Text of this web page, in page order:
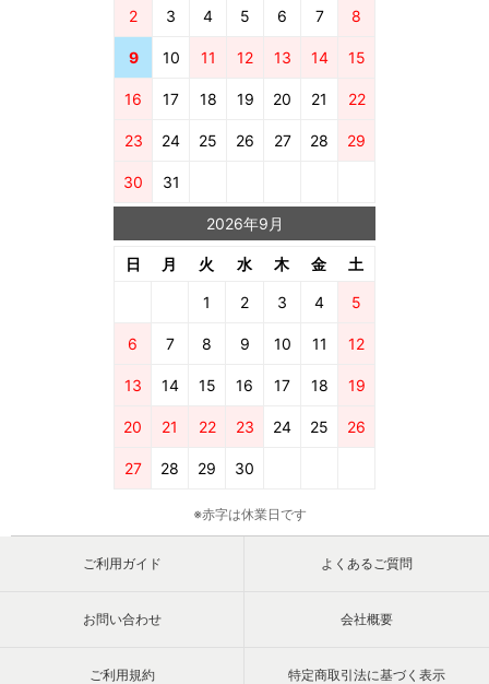
2 3 4 5 6 7 8
9 10 11 12 13 14 15
16 17 18 19 20 21 22
23 24 25 26 27 28 29
30 31
2026年9月
日 月 火 水 木 金 土
1 2 3 4 5
6 7 8 9 10 11 12
13 14 15 16 17 18 19
20 21 22 23 24 25 26
27 28 29 30
※赤字は休業日です
ご利用ガイド よくあるご質問
お問い合わせ 会社概要
ご利用規約 特定商取引法に基づく表示